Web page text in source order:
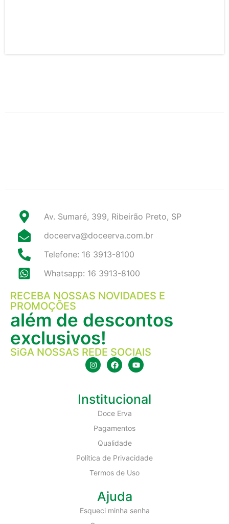
Av. Sumaré, 399, Ribeirão Preto, SP
doceerva@doceerva.com.br
Telefone: 16 3913-8100
Whatsapp: 16 3913-8100
RECEBA NOSSAS NOVIDADES E
PROMOÇÕES
além de descontos
exclusivos!
SiGA NOSSAS REDE SOCIAIS
Institucional
Doce Erva
Pagamentos
Qualidade
Política de Privacidade
Termos de Uso
Ajuda
Esqueci minha senha